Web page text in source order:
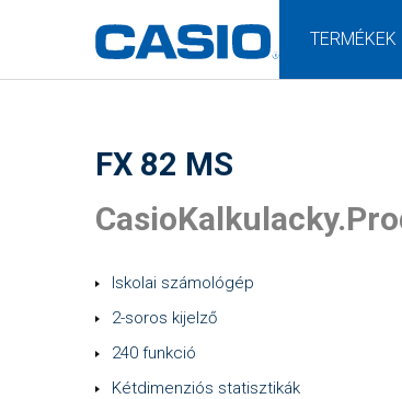
TERMÉKEK
FX 82 MS
Iskolai számológép
2-soros kijelző
240 funkció
Kétdimenziós statisztikák